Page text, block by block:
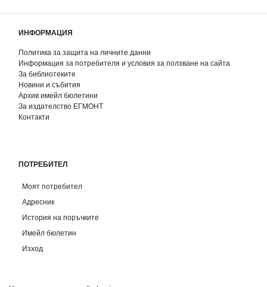
ИНФОРМАЦИЯ
Политика за защита на личните данни
Информация за потребителя и условия за ползване на сайта
За библиотеките
Новини и събития
Архив имейл бюлетини
За издателство ЕГМОНТ
Контакти
ПОТРЕБИТЕЛ
Моят потребител
Адресник
История на поръчките
Имейл бюлетин
Изход